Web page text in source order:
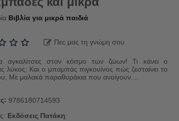
Βιβλία για μικρά παιδιά
Πες μας τη γνώμη σου
αγκαλίτσες στον κόσμο των ζώων! Τι κάνει ο
λύκος; Και ο μπαμπάς πιγκουίνος πώς ζεσταίνει το
Με μαλακά παραθυράκια που ανοίγουν....
9786180714593
Εκδόσεις Πατάκη